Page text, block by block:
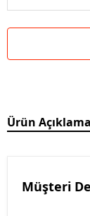
Ürün
Müşteri